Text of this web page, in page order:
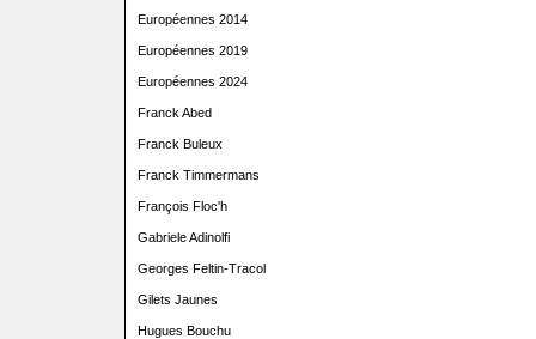
Européennes 2014
Européennes 2019
Européennes 2024
Franck Abed
Franck Buleux
Franck Timmermans
François Floc'h
Gabriele Adinolfi
Georges Feltin-Tracol
Gilets Jaunes
Hugues Bouchu